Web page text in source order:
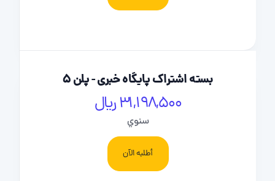
بسته اشتراک پایگاه خبری - پلن 5
31,198,500 ریال
سنوي
أطلبه الآن